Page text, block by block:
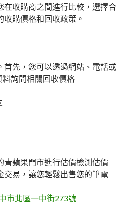
在收購商之間進行比較，選擇合
購價格和回收政策。
首先，您可以透過網站、電話或
料詢問相關回收價格
青蘋果門市進行估價檢測估價
交易，讓您輕鬆出售您的筆電
市北區一中街273號